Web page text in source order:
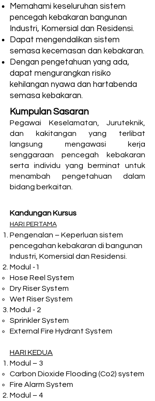
Memahami keseluruhan sistem
pencegah kebakaran bangunan
Industri, Komersial dan Residensi.
Dapat mengendalikan sistem
semasa kecemasan dan kebakaran.
Dengan pengetahuan yang ada,
dapat mengurangkan risiko
kehilangan nyawa dan hartabenda
semasa kebakaran.
Kumpulan Sasaran
Pegawai Keselamatan, Juruteknik,
dan kakitangan yang terlibat
langsung mengawasi kerja
senggaraan pencegah kebakaran
serta individu yang berminat untuk
menambah pengetahuan dalam
bidang berkaitan.
Kandungan Kursus
HARI PERTAMA
Pengenalan – Keperluan sistem
pencegahan kebakaran di bangunan
Industri, Komersial dan Residensi.
Modul -1
​Hose Reel System​​
Dry Riser System
Wet Riser System
Modul - 2
Sprinkler System​
External Fire Hydrant System
HARI KEDUA
Modul – 3
Carbon Dioxide Flooding (Co2) system​
​Fire Alarm System​
Modul – 4